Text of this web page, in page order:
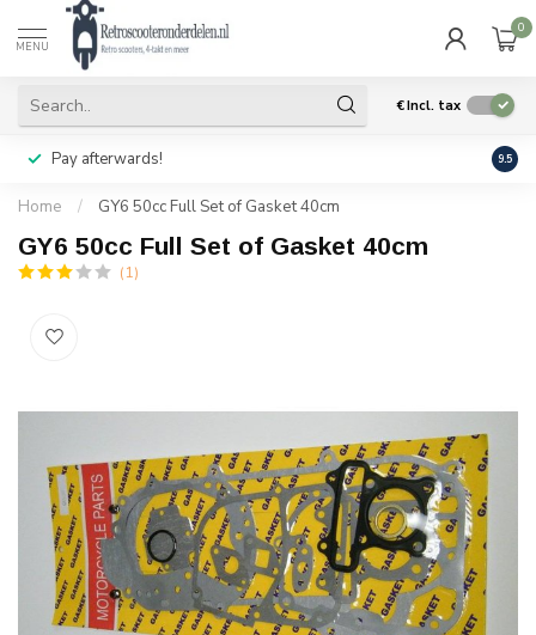
MENU
0
€Incl. tax
Pay afterwards! Geen
9.5
Home / GY6 50cc Full Set of Gasket 40cm
GY6 50cc Full Set of Gasket 40cm
(1)